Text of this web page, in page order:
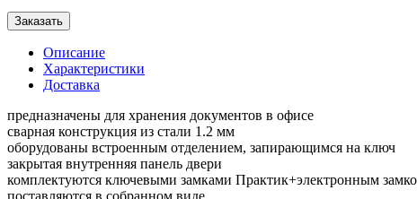
Заказать
Описание
Характеристики
Доставка
предназначены для хранения документов в офисе
сварная конструкция из стали 1.2 мм
оборудованы встроенным отделением, запирающимся на ключ
закрытая внутренняя панель двери
комплектуются ключевыми замками Практик+электронным
поставляются в собранном виде